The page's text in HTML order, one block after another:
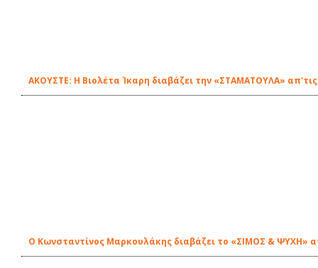
ΑΚΟΥΣΤΕ: Η Βιολέτα Ίκαρη διαβάζει την «ΣΤΑΜΑΤΟΥΛΑ»
Ο Κωνσταντίνος Μαρκουλάκης διαβάζει το «ΣΙΜΟΣ & ΨΥΧΗ»